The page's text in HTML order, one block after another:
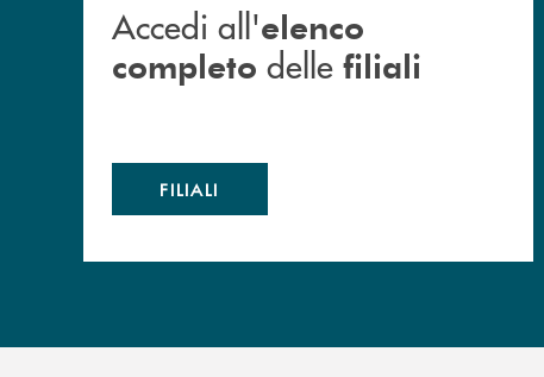
Accedi all'elenco
completo delle filiali
FILIALI